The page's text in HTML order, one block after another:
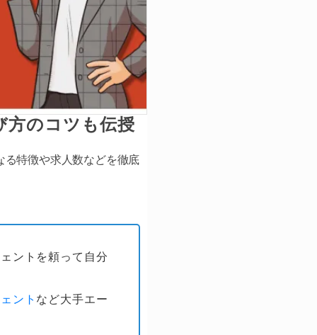
方のコツも伝授
特徴や求人数などを徹底
ントを頼って自分
ント など大手エー